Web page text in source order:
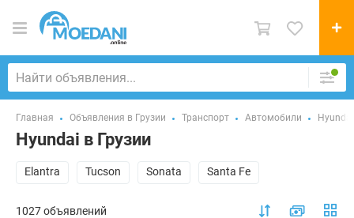
Главная Объявления в Грузии Транспорт Автомобили Hyundai
Hyundai в Грузии
Elantra Tucson Sonata Santa Fe
1027 объявлений